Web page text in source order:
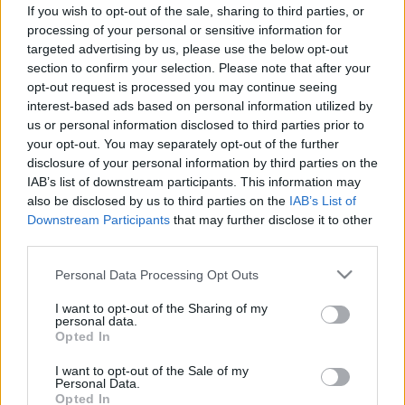
If you wish to opt-out of the sale, sharing to third parties, or
processing of your personal or sensitive information for
targeted advertising by us, please use the below opt-out
section to confirm your selection. Please note that after your
opt-out request is processed you may continue seeing
interest-based ads based on personal information utilized by
us or personal information disclosed to third parties prior to
your opt-out. You may separately opt-out of the further
disclosure of your personal information by third parties on the
IAB’s list of downstream participants. This information may
also be disclosed by us to third parties on the IAB’s List of
Downstream Participants that may further disclose it to other
Please note that this website/app uses one or more Google
not limited to your visit or usage behaviour. You may click to
grant or deny consent to Google and its third-party tags to
use your data for below specified purposes in below Google
consent section.
Personal Data Processing Opt Outs
I want to opt-out of the Sharing of my
personal data.
Opted In
I want to opt-out of the Sale of my
Personal Data.
Opted In
Életmódorvoslás
2010. május 30. 19:57
Módosítva: 2015. november 04. 13:49
Megosztás
Küldés Küldés Messengeren
Egészségkalauz
Egészségkalauz
Mágnes terápia? Sok ezer évvel ezelőtt a kínaiak már
tudták, hogy a test szervei meghatározott ritmus
szerint dolgoznak és regenerálódnak. Ehhez
energiára van szükségük.